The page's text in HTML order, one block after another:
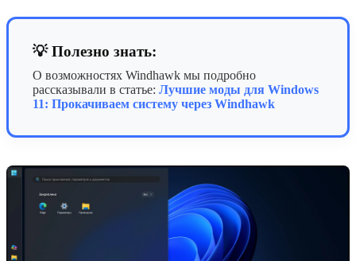
💡 Полезно знать:
О возможностях Windhawk мы подробно
рассказывали в статье: Лучшие моды для Windows
11: Прокачиваем систему через Windhawk